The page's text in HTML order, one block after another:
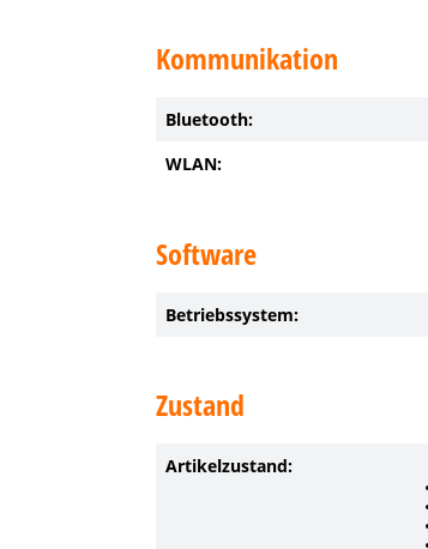
Kommunikation
Bluetooth:
WLAN:
Software
Betriebssystem:
Zustand
Artikelzustand: